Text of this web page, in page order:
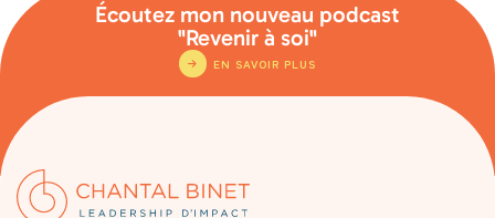
Écoutez mon nouveau podcast
"Revenir à soi"
EN SAVOIR PLUS